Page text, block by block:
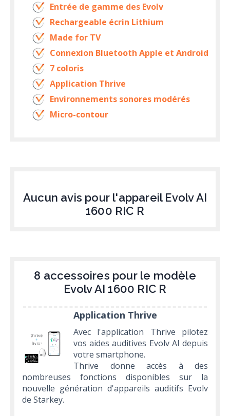
Entrée de gamme des Evolv
Rechargeable écrin Lithium
Made for TV
Connexion Bluetooth Apple et Android
7 coloris
Application Thrive
Environnements sonores modérés
Micro-contour
Aucun avis pour l'appareil Evolv AI
1600 RIC R
8 accessoires pour le modèle
Evolv AI 1600 RIC R
Application Thrive
Avec l'application Thrive pilotez
vos aides auditives Evolv AI depuis
votre smartphone.
Thrive donne accès à des
nombreuses fonctions disponibles sur la
nouvelle génération d'appareils auditifs Evolv
de Starkey.